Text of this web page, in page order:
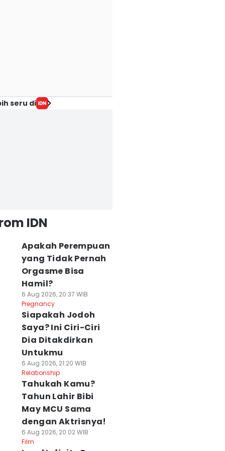
seru di
IDN
Apakah Perempuan
yang Tidak Pernah
Orgasme Bisa
Hamil?
6 Aug 2026, 20:37 WIB
Pregnancy
Siapakah Jodoh
Saya? Ini Ciri-Ciri
Dia Ditakdirkan
Untukmu
6 Aug 2026, 21:20 WIB
Relationship
Tahukah Kamu?
Tahun Lahir Bibi
May MCU Sama
dengan Aktrisnya!
6 Aug 2026, 20:02 WIB
Film